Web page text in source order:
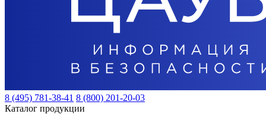
8 (495) 781-38-41 8 (800) 201-20-03
Каталог продукции